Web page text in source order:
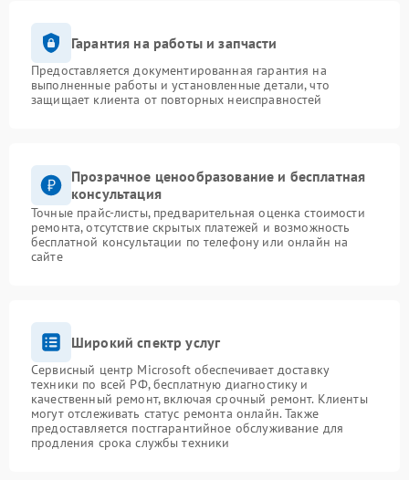
Гарантия на работы и запчасти
Предоставляется документированная гарантия на
выполненные работы и установленные детали, что
защищает клиента от повторных неисправностей
Прозрачное ценообразование и бесплатная
консультация
Точные прайс-листы, предварительная оценка стоимости
ремонта, отсутствие скрытых платежей и возможность
бесплатной консультации по телефону или онлайн на
сайте
Широкий спектр услуг
Сервисный центр Microsoft обеспечивает доставку
техники по всей РФ, бесплатную диагностику и
качественный ремонт, включая срочный ремонт. Клиенты
могут отслеживать статус ремонта онлайн. Также
предоставляется постгарантийное обслуживание для
продления срока службы техники